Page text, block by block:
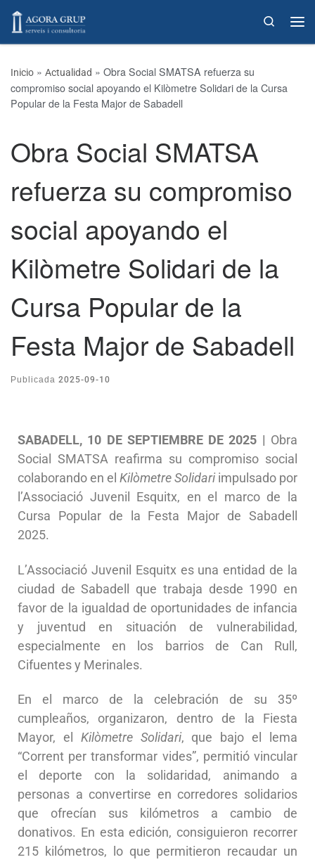
Skip to content Search
Inicio » Actualidad » Obra Social SMATSA refuerza su
compromiso social apoyando el Kilòmetre Solidari de la Cursa
Popular de la Festa Major de Sabadell
Obra Social SMATSA
refuerza su compromiso
social apoyando el
Kilòmetre Solidari de la
Cursa Popular de la
Festa Major de Sabadell
Publicada 2025-09-10
SABADELL, 10 DE SEPTIEMBRE DE 2025 | Obra
Social SMATSA reafirma su compromiso social
colaborando en el Kilòmetre Solidari impulsado por
l’Associació Juvenil Esquitx, en el marco de la
Cursa Popular de la Festa Major de Sabadell
2025.
L’Associació Juvenil Esquitx es una entidad de la
ciudad de Sabadell que trabaja desde 1990 en
favor de la igualdad de oportunidades de infancia
y juventud en situación de vulnerabilidad,
especialmente en los barrios de Can Rull,
Cifuentes y Merinales.
En el marco de la celebración de su 35º
cumpleaños, organizaron, dentro de la Fiesta
Mayor, el Kilòmetre Solidari, que bajo el lema
“Corrent per transformar vides”, permitió vincular
el deporte con la solidaridad, animando a
personas a convertirse en corredores solidarios
que ofrecían sus kilómetros a cambio de
donativos. En esta edición, consiguieron recorrer
215 kilómetros, lo que permitieron recaudar un